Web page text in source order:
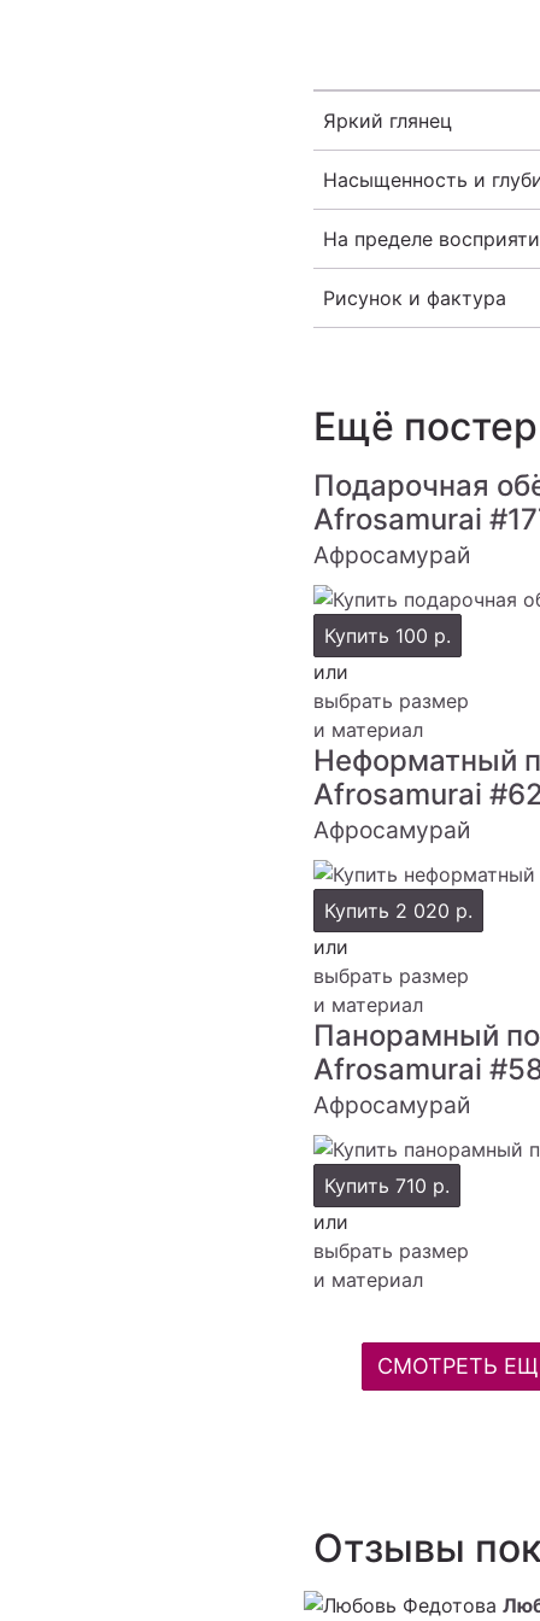
Яркий глянец
Насыщенность и
На пределе
Рисунок и фактура
Ещё
Подарочная
Afrosamurai
Афросамурай
Купить 100 р.
или
выбрать размер
и материал
Неформатный
Afrosamurai
Афросамурай
Купить 2 020 р.
или
выбрать размер
и материал
Панорамный
Afrosamurai
Афросамурай
Купить 710 р.
или
выбрать размер
и материал
СМОТРЕТЬ
Отзывы